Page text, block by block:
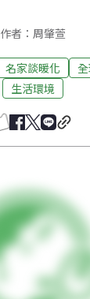
作者：周肇萱
名家談暖化
生活環境